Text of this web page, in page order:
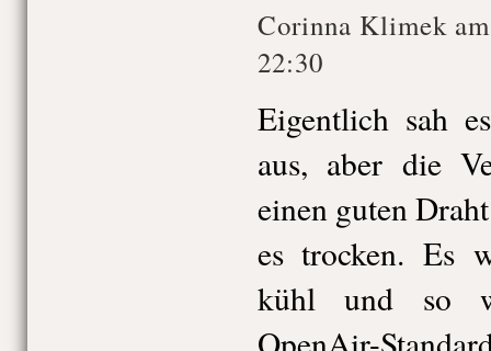
Corinna Klimek
22:30
Eigentlich sah
aus, aber die
einen guten
es trocken. Es
kühl und so